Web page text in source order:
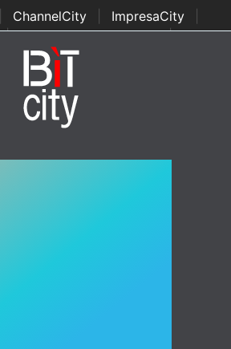
ChannelCity ImpresaCity
| Italian Channel Awards | Italian
Italian Security Awards